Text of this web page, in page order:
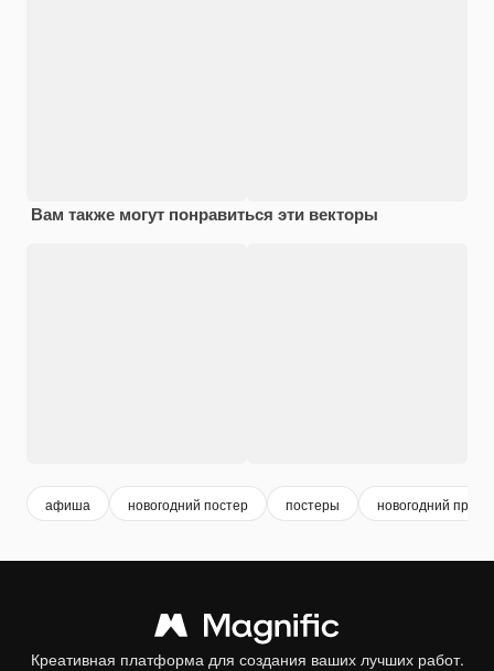
Вам также могут понравиться эти векторы
афиша новогодний постер постеры новогодний
Креативная платформа для создания ваших лучших работ.